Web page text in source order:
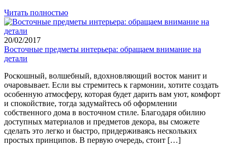
Читать полностью
20/02/2017
Восточные предметы интерьера: обращаем внимание на
детали
Роскошный, волшебный, вдохновляющий восток манит и
очаровывает. Если вы стремитесь к гармонии, хотите создать
особенную атмосферу, которая будет дарить вам уют, комфорт
и спокойствие, тогда задумайтесь об оформлении
собственного дома в восточном стиле. Благодаря обилию
доступных материалов и предметов декора, вы сможете
сделать это легко и быстро, придерживаясь нескольких
простых принципов. В первую очередь, стоит […]